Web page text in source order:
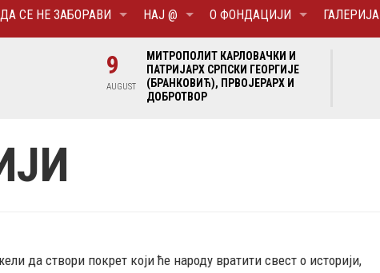
ДА СЕ НЕ ЗАБОРАВИ НАЈ @ О ФОНДАЦИЈИ ГАЛЕРИЈА
9
AUGUST
МИТРОПОЛИТ КАРЛОВАЧКИ И
ПАТРИЈАРХ СРПСКИ ГЕОРГИЈЕ
(БРАНКОВИЋ), ПРВОЈЕРАРХ И
ДОБРОТВОР
да створи покрет који ће народу вратити свест о историји,